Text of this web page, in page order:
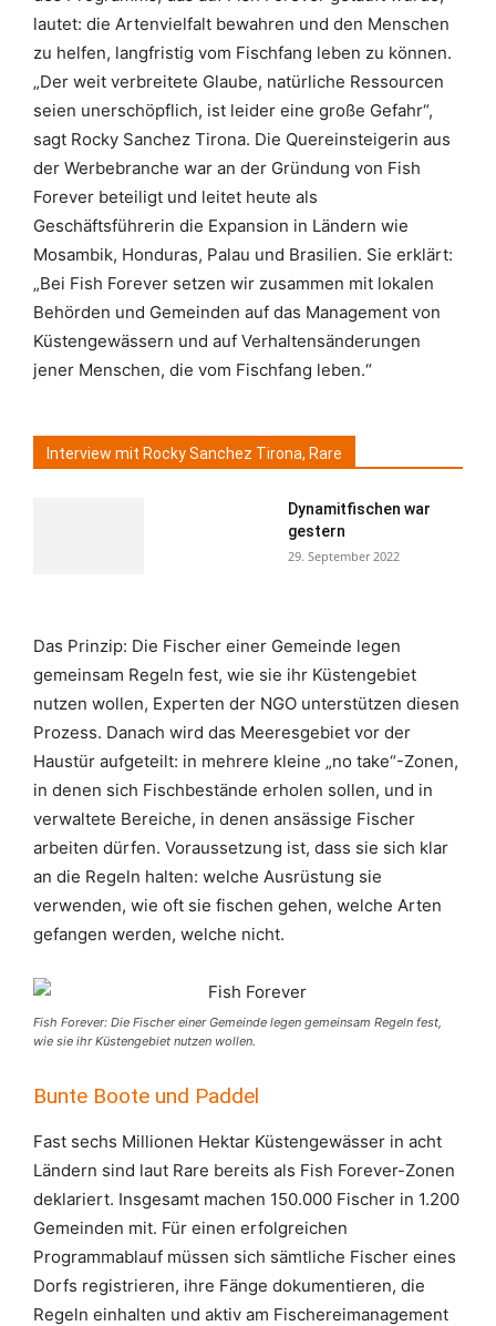
lautet: die Artenvielfalt bewahren und den Menschen
zu helfen, langfristig vom Fischfang leben zu können.
„Der weit verbreitete Glaube, natürliche Ressourcen
seien unerschöpflich, ist leider eine große Gefahr“,
sagt Rocky Sanchez Tirona. Die Quereinsteigerin aus
der Werbebranche war an der Gründung von Fish
Forever beteiligt und leitet heute als
Geschäftsführerin die Expansion in Ländern wie
Mosambik, Honduras, Palau und Brasilien. Sie erklärt:
„Bei Fish Forever setzen wir zusammen mit lokalen
Behörden und Gemeinden auf das Management von
Küstengewässern und auf Verhaltensänderungen
jener Menschen, die vom Fischfang leben.“
Interview mit Rocky Sanchez Tirona, Rare
Dynamitfischen war
gestern
29. September 2022
Das Prinzip: Die Fischer einer Gemeinde legen
gemeinsam Regeln fest, wie sie ihr Küstengebiet
nutzen wollen, Experten der NGO unterstützen diesen
Prozess. Danach wird das Meeresgebiet vor der
Haustür aufgeteilt: in mehrere kleine „no take“-Zonen,
in denen sich Fischbestände erholen sollen, und in
verwaltete Bereiche, in denen ansässige Fischer
arbeiten dürfen. Voraussetzung ist, dass sie sich klar
an die Regeln halten: welche Ausrüstung sie
verwenden, wie oft sie fischen gehen, welche Arten
gefangen werden, welche nicht.
Fish Forever: Die Fischer einer Gemeinde legen gemeinsam Regeln fest,
wie sie ihr Küstengebiet nutzen wollen.
Bunte Boote und Paddel
Fast sechs Millionen Hektar Küstengewässer in acht
Ländern sind laut Rare bereits als Fish Forever-Zonen
deklariert. Insgesamt machen 150.000 Fischer in 1.200
Gemeinden mit. Für einen erfolgreichen
Programmablauf müssen sich sämtliche Fischer eines
Dorfs registrieren, ihre Fänge dokumentieren, die
Regeln einhalten und aktiv am Fischereimanagement